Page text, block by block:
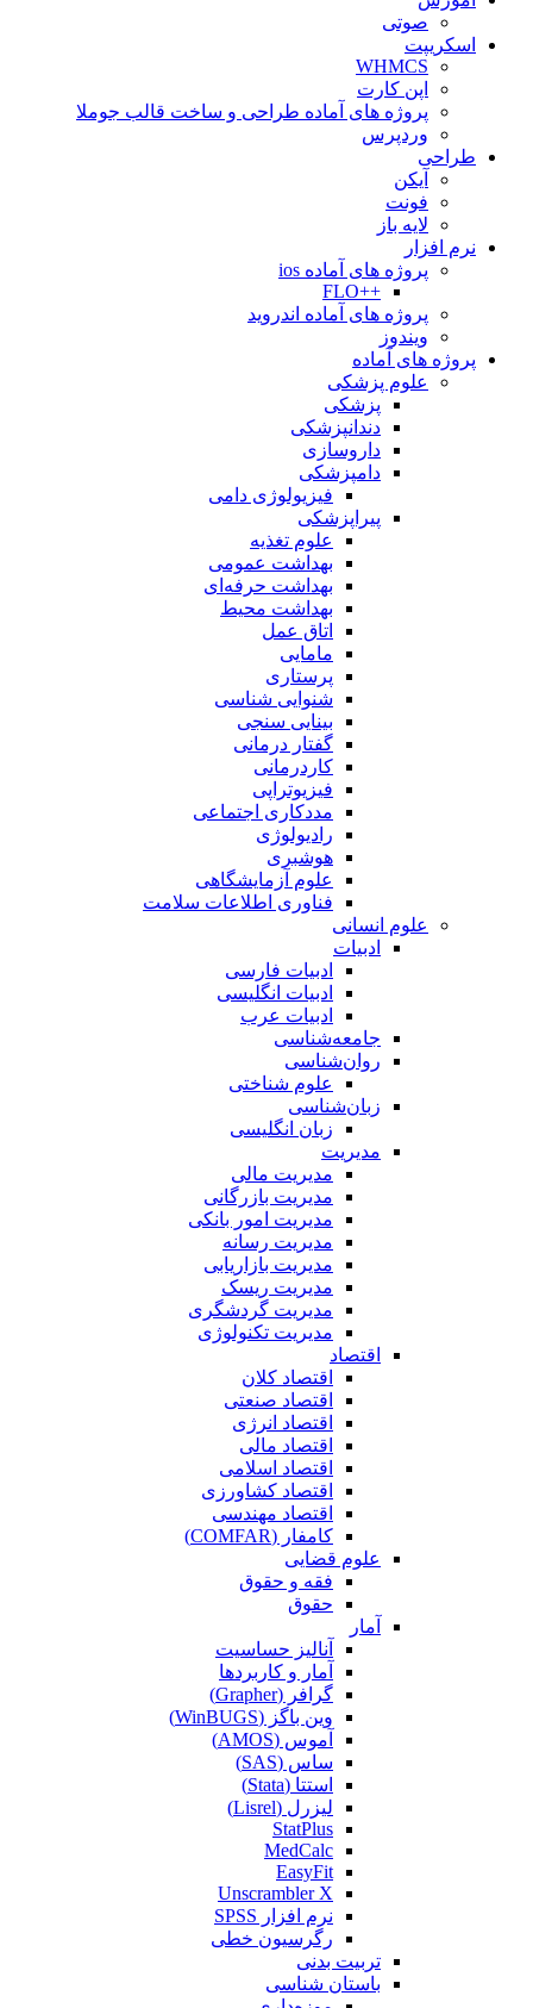
صوتی
اسکریپت
WHMCS
اپن کارت
پروژه های آماده طراحی و ساخت قالب جوملا
وردپرس
طراحی
آیکن
فونت
لایه باز
نرم افزار
پروژه های آماده ios
++FLO
پروژه های آماده اندروید
ویندوز
پروژه های آماده
علوم پزشکی
پزشکی
دندانپزشکی
داروسازی
دامپزشکی
فیزیولوژی دامی
پیراپزشکی
علوم تغذیه
بهداشت عمومی
بهداشت حرفه‌ای
بهداشت محیط
اتاق عمل
مامایی
پرستاری
شنوایی شناسی
بینایی سنجی
گفتار درمانی
کاردرمانی
فیزیوتراپی
مددکاری اجتماعی
رادیولوژی
هوشبری
علوم آزمایشگاهی
فناوری اطلاعات سلامت
علوم انسانی
ادبیات
ادبیات فارسی
ادبیات انگلیسی
ادبیات عرب
جامعه‌شناسی
روان‌شناسی
علوم شناختی
زبان‌شناسی
زبان انگلیسی
مدیریت
مدیریت مالی
مدیریت بازرگانی
مدیریت امور بانکی
مدیریت رسانه
مدیریت بازاریابی
مدیریت ریسک
مدیریت گردشگری
مدیریت تکنولوژی
اقتصاد
اقتصاد کلان
اقتصاد صنعتی
اقتصاد انرژی
اقتصاد مالی
اقتصاد اسلامی
اقتصاد کشاورزی
اقتصاد مهندسی
کامفار (COMFAR)
علوم قضایی
فقه و حقوق
حقوق
آمار
آنالیز حساسیت
آمار و کاربردها
گرافر (Grapher)
وین باگز (WinBUGS)
آموس (AMOS)
ساس (SAS)
استتا (Stata)
لیزرل (Lisrel)
StatPlus
MedCalc
EasyFit
Unscrambler X
نرم افزار SPSS
رگرسیون خطی
تربیت بدنی
باستان شناسی